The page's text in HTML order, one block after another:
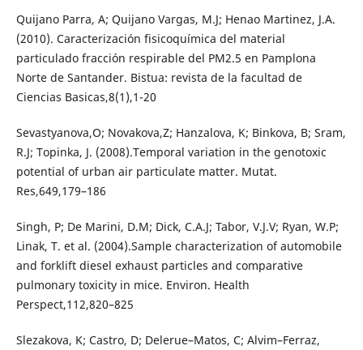
Quijano Parra, A; Quijano Vargas, M.J; Henao Martinez, J.A.
(2010). Caracterización fisicoquímica del material
particulado fracción respirable del PM2.5 en Pamplona
Norte de Santander. Bistua: revista de la facultad de
Ciencias Basicas,8(1),1-20
Sevastyanova,O; Novakova,Z; Hanzalova, K; Binkova, B; Sram,
R.J; Topinka, J. (2008).Temporal variation in the genotoxic
potential of urban air particulate matter. Mutat.
Res,649,179–186
Singh, P; De Marini, D.M; Dick, C.A.J; Tabor, V.J.V; Ryan, W.P;
Linak, T. et al. (2004).Sample characterization of automobile
and forklift diesel exhaust particles and comparative
pulmonary toxicity in mice. Environ. Health
Perspect,112,820–825
Slezakova, K; Castro, D; Delerue–Matos, C; Alvim–Ferraz,